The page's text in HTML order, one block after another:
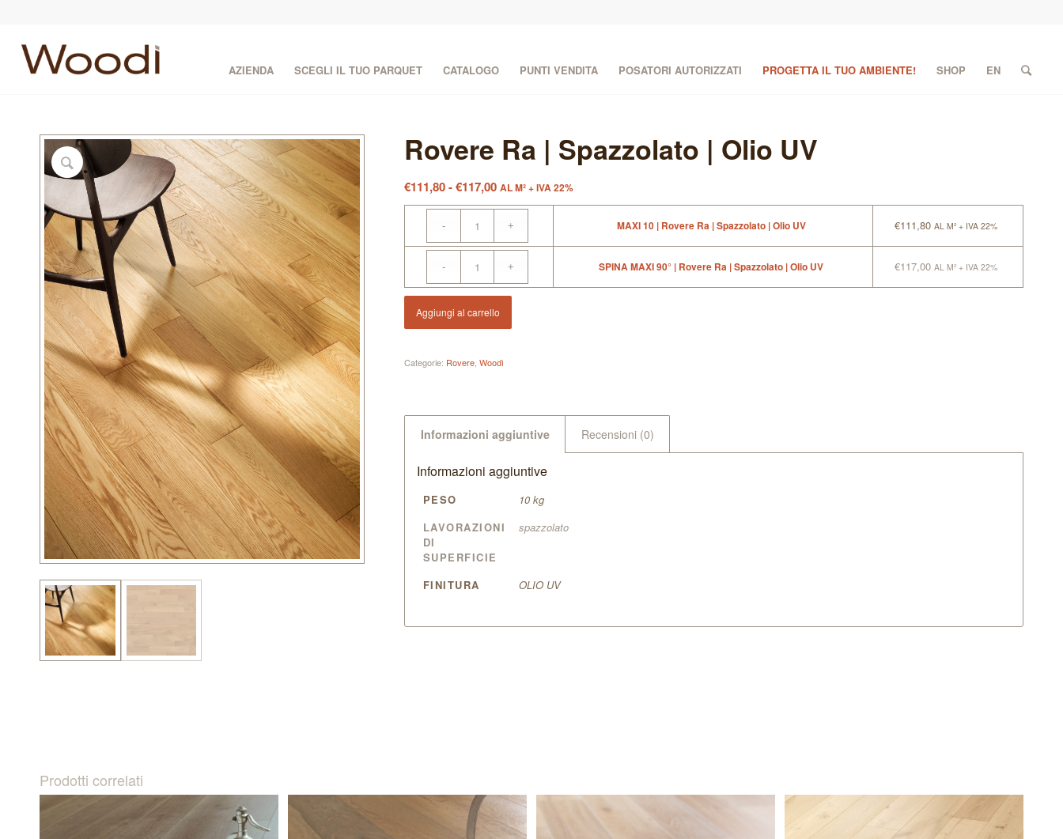
AZIENDA SCEGLI IL TUO PARQUET CATALOGO PUNTI VENDITA POSATORI AUTORIZZATI PROGETTA IL TUO AMBIENTE! SHOP EN
Rovere Ra | Spazzolato | Olio UV
€111,80 - €117,00Fascia
di
prezzo:
da
€117,00
AL M² + IVA 22%
MAXI 10 | Rovere Ra | Spazzolato | Olio UV €111,80 AL M² + IVA 22%
SPINA MAXI 90° | Rovere Ra | Spazzolato | Olio UV €117,00 AL M² + IVA 22%
Aggiungi al carrello
Categorie: Rovere, Woodì
Informazioni aggiuntive Recensioni (0)
Informazioni aggiuntive
PESO
10 kg
LAVORAZIONI
DI
SUPERFICIE
spazzolato
FINITURA OLIO UV
Prodotti correlati